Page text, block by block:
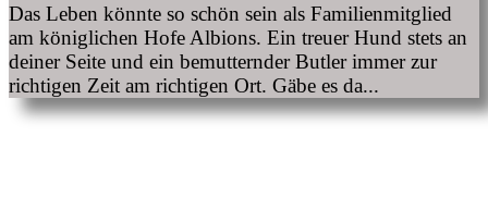
Das Leben könnte so schön sein als Familienmitglied
am königlichen Hofe Albions. Ein treuer Hund stets an
deiner Seite und ein bemutternder Butler immer zur
richtigen Zeit am richtigen Ort. Gäbe es da...